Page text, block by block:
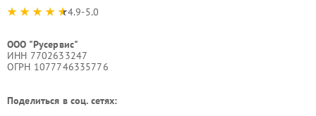
4.9-5.0
ООО "Русервис"
ИНН 7702633247
ОГРН 1077746335776
Поделиться в соц. сетях: